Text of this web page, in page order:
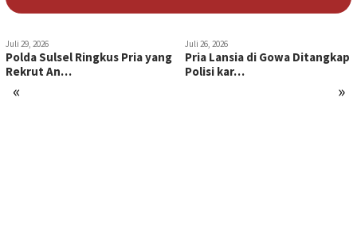
« »
Juli 29, 2026
Polda Sulsel Ringkus Pria yang
Rekrut An…
Juli 26, 2026
Pria Lansia di Gowa Ditangkap
Polisi kar…